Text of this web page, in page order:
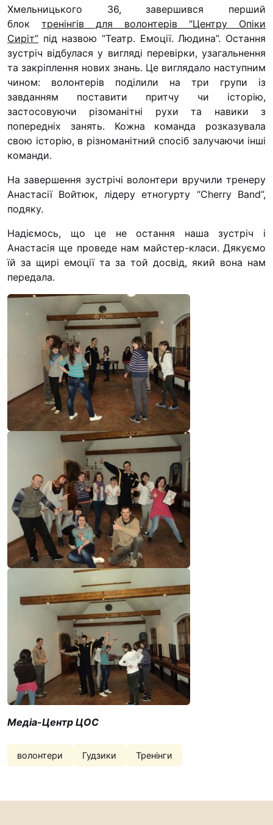
“#Усинови_ТИ”
Законодавство
Освіта
Контакти
(096) 749 79 80
procopecj@gmail.com
Хмельницького 36, завершився перший
блок тренінгів для волонтерів “Центру Опіки
Сиріт” під назвою “Театр. Емоції. Людина”. Остання
зустріч відбулася у вигляді перевірки, узагальнення
та закріплення нових знань. Це виглядало наступним
чином: волонтерів поділили на три групи із
завданням поставити притчу чи історію,
застосовуючи різоманітні рухи та навики з
попередніх занять. Кожна команда розказувала
свою історію, в різноманітний спосіб залучаючи інші
команди.
На завершення зустрічі волонтери вручили тренеру
Анастасії Войтюк, лідеру етногурту “Cherry Band”,
подяку.
Надіємось, що це не остання наша зустріч і
Анастасія ще проведе нам майстер-класи. Дякуємо
їй за щирі емоції та за той досвід, який вона нам
передала.
Медіа-Центр ЦОС
волонтери Гудзики Тренінги